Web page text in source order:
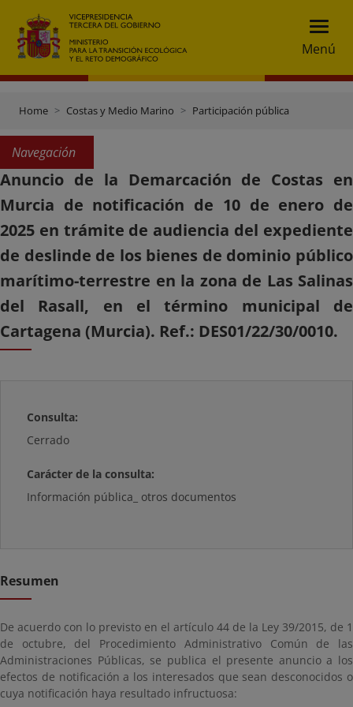
Menú
Home Costas y Medio Marino Participación pública
Navegación
Anuncio de la Demarcación de Costas en
Murcia de notificación de 10 de enero de
2025 en trámite de audiencia del expediente
de deslinde de los bienes de dominio público
marítimo-terrestre en la zona de Las Salinas
del Rasall, en el término municipal de
Cartagena (Murcia). Ref.: DES01/22/30/0010.
Consulta:
Cerrado
Carácter de la consulta:
Información pública_ otros documentos
Resumen
De acuerdo con lo previsto en el artículo 44 de la Ley 39/2015, de 1
de octubre, del Procedimiento Administrativo Común de las
Administraciones Públicas, se publica el presente anuncio a los
efectos de notificación a los interesados que sean desconocidos o
cuya notificación haya resultado infructuosa: